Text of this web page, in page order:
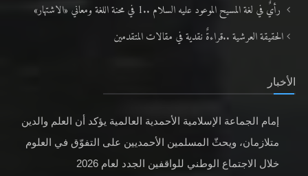
رأيٌ في لغة المسيح الموعود عليه السلام ..1 في محنة اللغة ومعاني «الاشتهار»
الحقيقة العرشية ..قراءةٌ نقدية في مقالات المتقدمين
الأخبار
إمام الجماعة الإسلامية الأحمدية العالمية يؤكد أن العلم والدين
متلازمان، ويحثّ المسلمين الأحمديين على التفوّق في العلوم
خلال الاجتماع الوطني للواقفين الجدد لعام 2026